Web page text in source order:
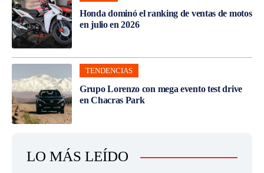
Honda dominó el ranking de ventas de motos
en julio en 2026
TENDENCIAS
Grupo Lorenzo con mega evento test drive
en Chacras Park
LO MÁS LEÍDO